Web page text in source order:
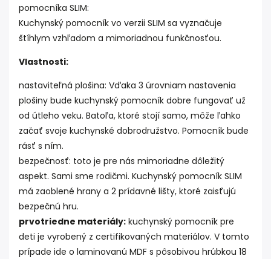
pomocníka SLIM:
Kuchynský pomocník vo verzii SLIM sa vyznačuje
štíhlym vzhľadom a mimoriadnou funkčnosťou.
Vlastnosti:
nastaviteľná plošina: Vďaka 3 úrovniam nastavenia
plošiny bude kuchynský pomocník dobre fungovať už
od útleho veku. Batoľa, ktoré stojí samo, môže ľahko
začať svoje kuchynské dobrodružstvo. Pomocník bude
rásť s ním.
bezpečnosť: toto je pre nás mimoriadne dôležitý
aspekt. Sami sme rodičmi. Kuchynský pomocník SLIM
má zaoblené hrany a 2 prídavné lišty, ktoré zaisťujú
bezpečnú hru.
prvotriedne materiály: kuchynský pomocník pre
deti je vyrobený z certifikovaných materiálov. V tomto
prípade ide o laminovanú MDF s pôsobivou hrúbkou 18